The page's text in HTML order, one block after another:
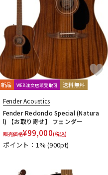
新品 WEB注文店頭受取可 送料無料
Fender Acoustics
Fender Redondo Special (Natura
l) 【お取り寄せ】 フェンダー
販売価格¥99,000(税込)
ポイント：1%(900pt)